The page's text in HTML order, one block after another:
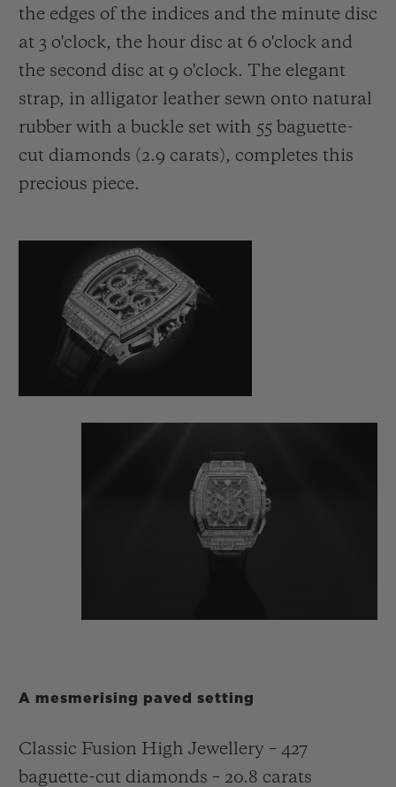
the edges of the indices and the minute disc
at 3 o'clock, the hour disc at 6 o'clock and
the second disc at 9 o'clock. The elegant
strap, in alligator leather sewn onto natural
rubber with a buckle set with 55 baguette-
cut diamonds (2.9 carats), completes this
precious piece.
A mesmerising paved setting
Classic Fusion High Jewellery – 427
baguette-cut diamonds – 20.8 carats